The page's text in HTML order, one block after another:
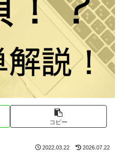
コピー
2022.03.22 2026.07.22